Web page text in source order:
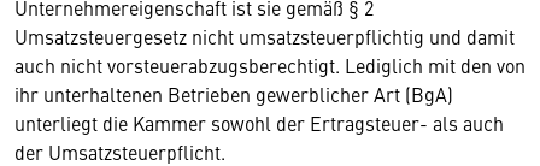
Unternehmereigenschaft ist sie gemäß § 2
Umsatzsteuergesetz nicht umsatzsteuerpflichtig und damit
auch nicht vorsteuerabzugsberechtigt. Lediglich mit den von
ihr unterhaltenen Betrieben gewerblicher Art (BgA)
unterliegt die Kammer sowohl der Ertragsteuer- als auch
der Umsatzsteuerpflicht.